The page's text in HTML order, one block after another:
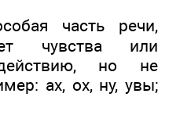
часть речи,
чувства или
но не
ах, ох, ну, увы;